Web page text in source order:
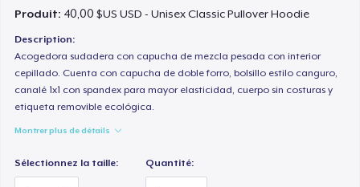
Produit: 40,00 $US USD - Unisex Classic Pullover Hoodie
Description:
Acogedora sudadera con capucha de mezcla pesada con interior
cepillado. Cuenta con capucha de doble forro, bolsillo estilo canguro,
canalé 1x1 con spandex para mayor elasticidad, cuerpo sin costuras y
etiqueta removible ecológica.
Montrer plus de détails
Sélectionnez la taille: Quantité: